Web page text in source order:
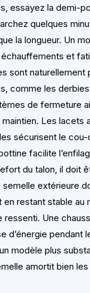
essayez la demi-
quelques
la longueur. Un
et
sont naturellement
comme les
de fermeture
Les lacets
sécurisent le
facilite
du talon, il doit
semelle extérieure
en restant stable au
ressenti. Une
d’énergie pendant
modèle plus
amortit bien